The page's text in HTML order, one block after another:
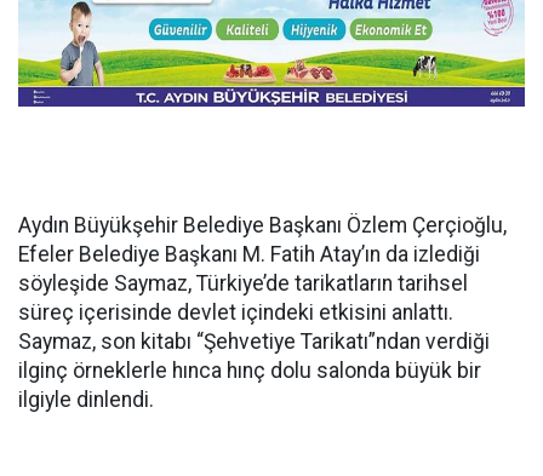
Aydın Büyükşehir Belediye Başkanı Özlem Çerçioğlu,
Efeler Belediye Başkanı M. Fatih Atay’ın da izlediği
söyleşide Saymaz, Türkiye’de tarikatların tarihsel
süreç içerisinde devlet içindeki etkisini anlattı.
Saymaz, son kitabı “Şehvetiye Tarikatı”ndan verdiği
ilginç örneklerle hınca hınç dolu salonda büyük bir
ilgiyle dinlendi.